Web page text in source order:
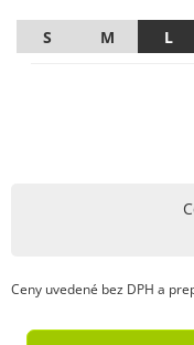
S M L
Ceny uvedené bez DPH a